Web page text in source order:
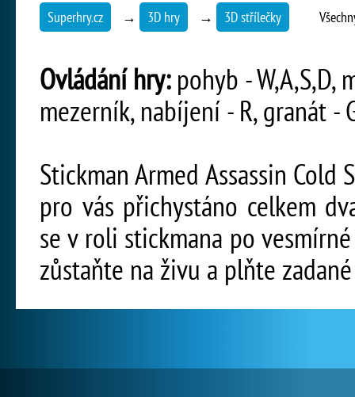
Superhry.cz → 3D hry → 3D střílečky
Ovládání hry:pohyb - W,A,S,D,
mezerník, nabíjení - R, granát -
Stickman Armed Assassin
pro vás přichystáno celkem
se v roli stickmana po
zůstaňte na živu a plňte